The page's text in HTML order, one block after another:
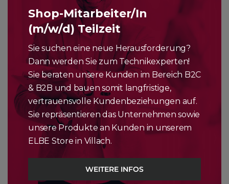
BESCHREIBUNG
ZUSÄTZLICHE INFORMATIONEN
Das Magic Keyboard gibt es jetzt mit Touch ID. Damit
ermöglicht es eine schnelle und einfache Authenti­fizierung für
sichere Logins und Einkäufe.
Das Magic Keyboard mit Touch ID macht präzises Tippen
besonders angenehm und einfach. Es ist auch kabellos und
wieder­aufladbar. Mit seiner unglaublich langen Batterie­
Shop-Mitarbeiter/In
(m/w/d) Teilzeit
Sie suchen eine neue Herausforderung?
Dann werden Sie zum Technikexperten!
Sie beraten unsere Kunden im Bereich B2C
& B2B und bauen somit langfristige,
vertrauensvolle Kundenbeziehungen auf.
Sie repräsentieren das Unternehmen sowie
unsere Produkte an Kunden in unserem
ELBE Store in Villach.
WEITERE INFOS